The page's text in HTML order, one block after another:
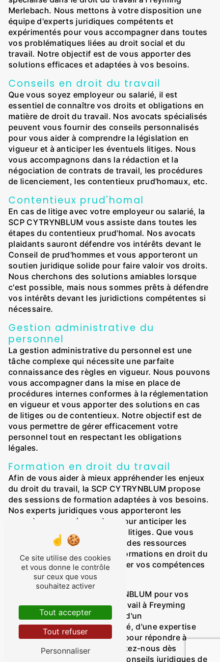
Merlebach. Nous mettons à votre disposition une
équipe d'experts juridiques compétents et
expérimentés pour vous accompagner dans toutes
vos problématiques liées au droit social et du
travail. Notre objectif est de vous apporter des
solutions efficaces et adaptées à vos besoins.
Conseils en droit du travail
Que vous soyez employeur ou salarié, il est
essentiel de connaître vos droits et obligations en
matière de droit du travail. Nos avocats spécialisés
peuvent vous fournir des conseils personnalisés
pour vous aider à comprendre la législation en
vigueur et à anticiper les éventuels litiges. Nous
vous accompagnons dans la rédaction et la
négociation de contrats de travail, les procédures
de licenciement, les contentieux prud'homaux, etc.
Contentieux prud'homal
En cas de litige avec votre employeur ou salarié, la
SCP CYTRYNBLUM vous assiste dans toutes les
étapes du contentieux prud'homal. Nos avocats
plaidants sauront défendre vos intérêts devant le
Conseil de prud'hommes et vous apporteront un
soutien juridique solide pour faire valoir vos droits.
Nous cherchons des solutions amiables lorsque
c'est possible, mais nous sommes prêts à défendre
vos intérêts devant les juridictions compétentes si
nécessaire.
Gestion administrative du
personnel
La gestion administrative du personnel est une
tâche complexe qui nécessite une parfaite
connaissance des règles en vigueur. Nous pouvons
vous accompagner dans la mise en place de
procédures internes conformes à la réglementation
en vigueur et vous apporter des solutions en cas
de litiges ou de contentieux. Notre objectif est de
vous permettre de gérer efficacement votre
personnel tout en respectant les obligations
légales.
Formation en droit du travail
Afin de vous aider à mieux appréhender les enjeux
du droit du travail, la SCP CYTRYNBLUM propose
des sessions de formation adaptées à vos besoins.
Nos experts juridiques vous apporteront les
connaissances nécessaires pour anticiper les
risques juridiques et éviter les litiges. Que vous
soyez un manager, un service des ressources
humaines ou un salarié, nos formations en droit du
travail vous aideront à renforcer vos compétences
dans ce domaine.
En choisissant la SCP CYTRYNBLUM pour vos
problématiques en droit du travail à Freyming
Merlebach, vous bénéficierez d'un
accompagnement personnalisé, d'une expertise
pointue et d'une disponibilité pour répondre à
toutes vos questions. Contactez-nous dès
maintenant pour obtenir des conseils juridiques de
Ce site utilise des cookies
et vous donne le contrôle
sur ceux que vous
souhaitez activer
Tout accepter
Tout refuser
Personnaliser